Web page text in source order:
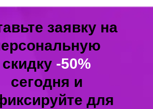
заявку на
скидку -50%
сегодня и
для